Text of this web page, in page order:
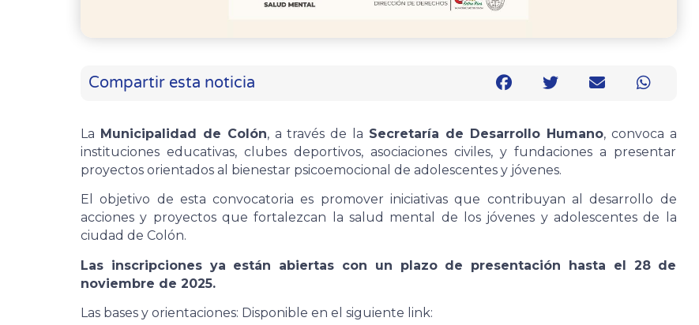
Compartir esta noticia
La Municipalidad de Colón, a través de la Secretaría de Desarrollo Humano, convoca a
instituciones educativas, clubes deportivos, asociaciones civiles, y fundaciones a presentar
proyectos orientados al bienestar psicoemocional de adolescentes y jóvenes.
El objetivo de esta convocatoria es promover iniciativas que contribuyan al desarrollo de
acciones y proyectos que fortalezcan la salud mental de los jóvenes y adolescentes de la
ciudad de Colón.
Las inscripciones ya están abiertas con un plazo de presentación hasta el 28 de
noviembre de 2025.
Las bases y orientaciones: Disponible en el siguiente link: